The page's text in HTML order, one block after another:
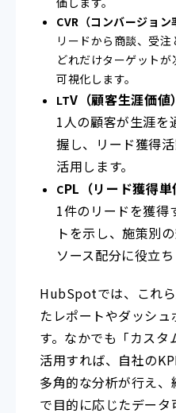
CVR（コンバージョン
リードから商談、受注
どれだけターゲット
可視化します。
LTV（顧客生涯価値）
1人の顧客が生涯を
握し、リード獲得
活用します。
CPL（リード獲得単
1件のリードを獲得
トを示し、施策別
ソース配分に役立ち
HubSpotでは、これ
たレポートやダッシ
す。なかでも「カスタ
活用すれば、自社の
多角的な分析が行え
で目的に応じたデータ